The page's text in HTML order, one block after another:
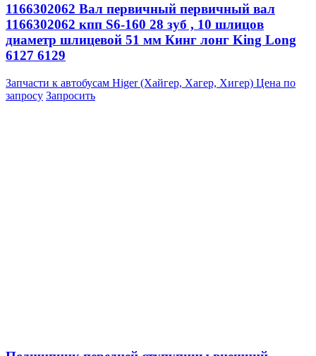
1166302062 Вал первичный первичный вал
1166302062 кпп S6-160 28 зуб , 10 шлицов
диаметр шлицевой 51 мм Кинг лонг King Long
6127 6129
Запчасти к автобусам Higer (Хайгер, Хагер, Хигер) Цена по
запросу Запросить